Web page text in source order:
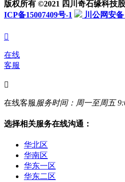
版权所有 ©2021 四川奇石缘科技
ICP备15007409号-1
川公网安备

在线
客服

在线客服 服务时间：周一至周五
选择相关服务在线沟通：
华北区
华南区
华东一区
华东二区